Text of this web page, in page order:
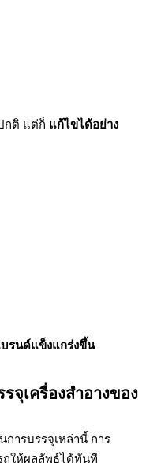
กติ แต่ก็ แก้ไขได้อย่าง
รนด์แข็งแกร่งขึ้น
จุเครื่องสำอางของ
ารบรรจุเหล่านี้ การ
ถให้ผลลัพธ์ได้ทันที